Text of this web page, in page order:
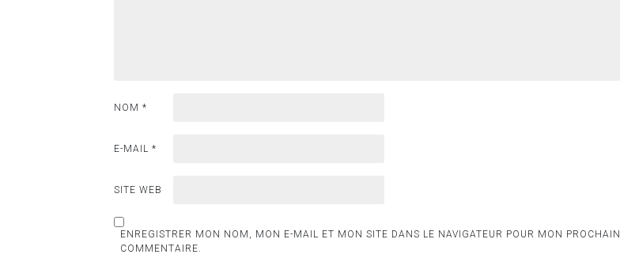
NOM *
E-MAIL *
SITE WEB
ENREGISTRER MON NOM, MON E-MAIL ET MON SITE DANS LE NAVIGATEUR POUR MON PROCHAIN
COMMENTAIRE.